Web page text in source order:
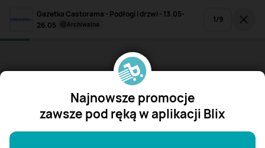
Gazetka Castorama - Podłogi i drzwi - 13.05-
26.05
archiwalna 1/9
Najnowsze promocje
zawsze pod ręką w aplikacji Blix
"/>